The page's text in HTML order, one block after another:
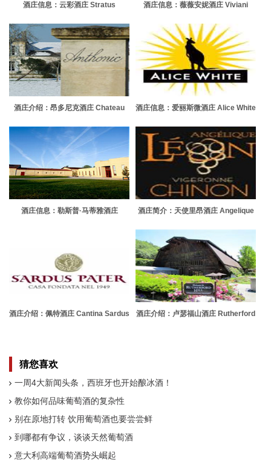
酒庄信息：云彩酒庄 Stratus
酒庄信息：薇薇安妮酒庄 Viviani
酒庄介绍：昂多尼克酒庄 Chateau
酒庄信息：爱丽斯微酒庄 Alice White
酒庄信息：勒斯普·马蒂雅酒庄
酒庄简介：天使里昂酒庄 Angelique
酒庄介绍：佩特酒庄 Cantina Sardus
酒庄介绍：卢瑟福山酒庄 Rutherford
猜您喜欢
一周4大新闻头条，西班牙也开始酿冰酒！
教你如何品味葡萄酒的复杂性
别在原地打转 饮用葡萄酒也要尝尝鲜
到哪都有争议，谈谈天然葡萄酒
意大利高端葡萄酒势头崛起